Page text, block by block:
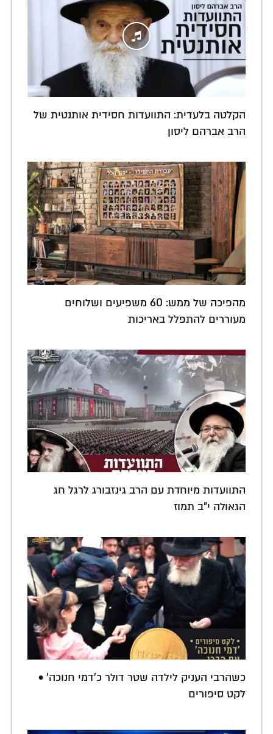
הקלטה בלעדית: התוועדות חסידית אותנטית של
הרב אברהם ליסון
מהפיכה של ממש: 60 משפיעים ושלוחים
מעוררים להתפלל באריכות
התוועדות מיוחדת עם הרב גינזבורג לרגל חג
הגאולה י"ב תמוז
כשהרבי העניק לילדה שטר דולר כ'דמי חנוכה' •
לקט סיפורים